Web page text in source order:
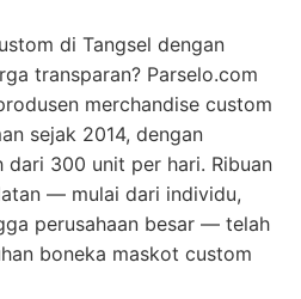
di Tangsel dengan
transparan? Parselo.com
merchandise custom
sejak 2014, dengan
300 unit per hari. Ribuan
— mulai dari individu,
perusahaan besar — telah
boneka maskot custom